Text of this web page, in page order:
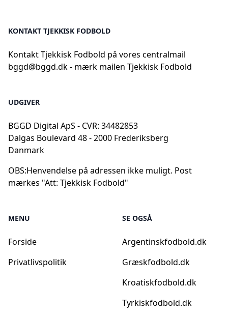
KONTAKT TJEKKISK FODBOLD
Kontakt Tjekkisk Fodbold på vores centralmail
bggd@bggd.dk- mærk mailen Tjekkisk Fodbold
UDGIVER
BGGD Digital ApS - CVR: 34482853
Dalgas Boulevard 48 - 2000 Frederiksberg
Danmark
OBS:Henvendelse på adressen ikke muligt. Post
mærkes "Att: Tjekkisk Fodbold"
MENU
Forside
Privatlivspolitik
SE OGSÅ
Argentinskfodbold.dk
Græskfodbold.dk
Kroatiskfodbold.dk
Tyrkiskfodbold.dk